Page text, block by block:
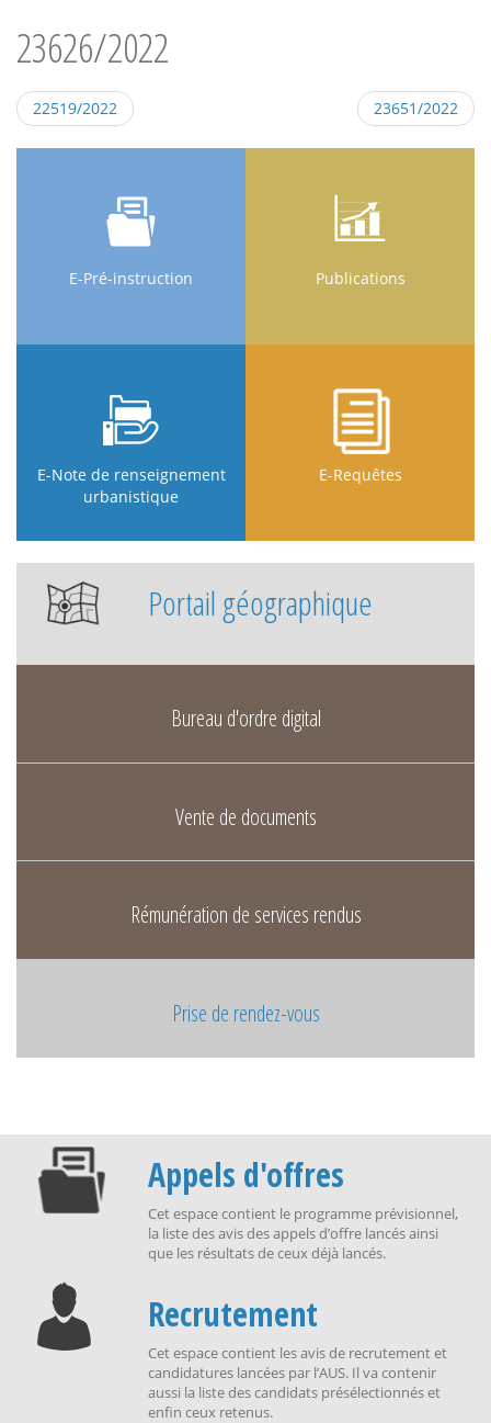
23626/2022
22519/2022 23651/2022
E-Pré-instruction Publications
E-Note de renseignement
urbanistique
E-Requêtes
Portail géographique
Bureau d'ordre digital
Vente de documents
Rémunération de services rendus
Prise de rendez-vous
Appels d'offres
Cet espace contient le programme prévisionnel,
la liste des avis des appels d’offre lancés ainsi
que les résultats de ceux déjà lancés.
Recrutement
Cet espace contient les avis de recrutement et
candidatures lancées par l’AUS. Il va contenir
aussi la liste des candidats présélectionnés et
enfin ceux retenus.